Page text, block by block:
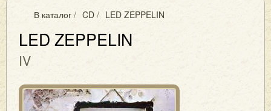
В каталог / CD / LED ZEPPELIN
LED ZEPPELIN
IV